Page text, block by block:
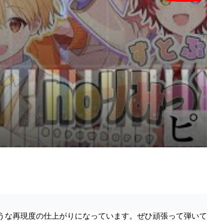
な再現度の仕上がりになっています。ぜひ頑張って弾